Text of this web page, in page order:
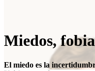
Miedos,
El miedo es la